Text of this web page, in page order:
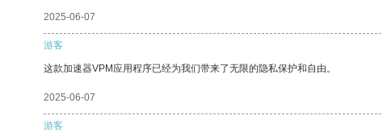
2025-06-07
游客
这款加速器VPM应用程序已经为我们带来了无限的隐私保护和自由。
2025-06-07
游客